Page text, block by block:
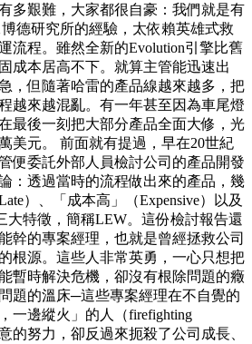
多艱難，大家都很自豪：我們就是有
德研究所的經驗，太依賴英雄式救
流程。雖然全新的Evolution引擎比舊
成本居高不下。就算主管能迅速出
，但隨著哈雷的產品線越來越多，把
越來越混亂。有一年甚至因為車尾燈
最後一刻把大部分產品全面大修，光
美元。 前面就有提過，早在20世紀
便委託外部人員檢討公司的產品開發
：透過當時的流程做出來的產品，幾
）、「成本高」（Expensive）以及
大特徵，簡稱LEW。這份檢討報告還
幹的專案經理，也就是曾經拯救公司
根源。這些人非常英勇，一心只想把
暫時解決危機，卻沒有根除問題的癥
題的溫床─這些專案經理在不自覺的
一邊縱火」的人（firefighting
的努力，卻反過來扼殺了公司成長、